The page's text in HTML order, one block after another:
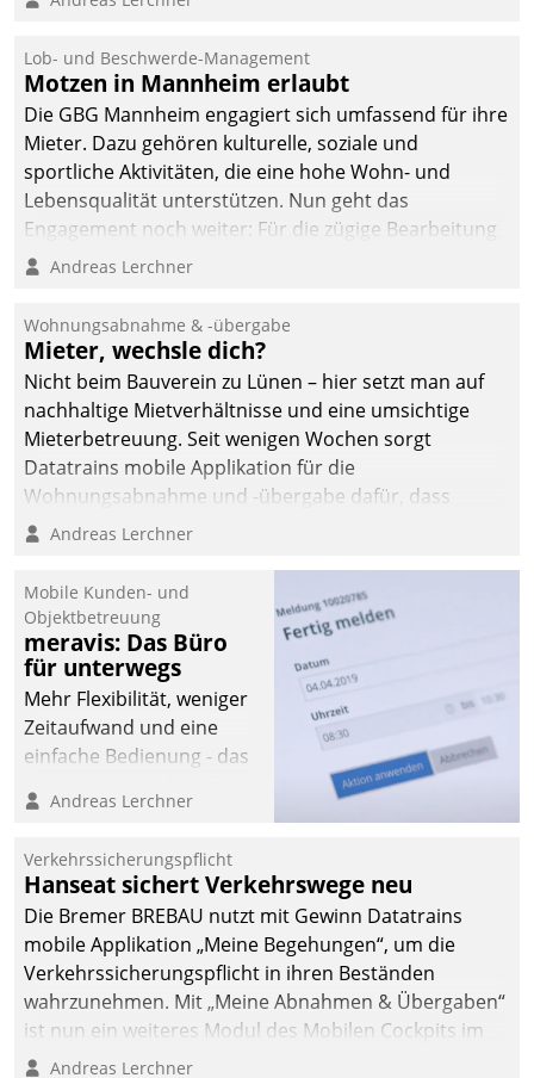
Lob- und Beschwerde-Management
Motzen in Mannheim erlaubt
Die GBG Mannheim engagiert sich umfassend für ihre
Mieter. Dazu gehören kulturelle, soziale und
sportliche Aktivitäten, die eine hohe Wohn- und
Lebensqualität unterstützen. Nun geht das
Engagement noch weiter: Für die zügige Bearbeitung
von Beschwerden – oder Lob – richtet das
und Beschwerde-Management einen eigenen Kanal
ein.
Andreas Lerchner
Wohnungsabnahme & -übergabe
Mieter, wechsle dich?
Nicht beim Bauverein zu Lünen – hier setzt man auf
nachhaltige Mietverhältnisse und eine umsichtige
Mieterbetreuung. Seit wenigen Wochen sorgt
Datatrains mobile Applikation für die
Wohnungsabnahme und -übergabe dafür, dass
Mieter wohlgeordnet kommen und, so es sein muss,
Andreas Lerchner
Mobile Kunden- und
Objektbetreuung
meravis: Das Büro
für unterwegs
Mehr Flexibilität, weniger
Zeitaufwand und eine
einfache Bedienung - das
Cockpit für mobile
Datatrain. Die meravis
Wohnungsbau- und
Immobilien GmbH hat
sich dabei für den Betrieb
der Lösung über die SAP
Cloud Platform
entschieden - als erstes
Unternehmen am
Andreas Lerchner
Verkehrssicherungspflicht
Hanseat sichert Verkehrswege neu
Die Bremer BREBAU nutzt mit Gewinn Datatrains
mobile Applikation „Meine Begehungen“, um die
Verkehrssicherungspflicht in ihren Beständen
wahrzunehmen. Mit „Meine Abnahmen & Übergaben“
ist nun ein weiteres Modul des Mobilen Cockpits im
Einsatz.
Andreas Lerchner